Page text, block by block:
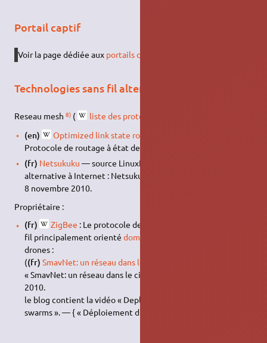
Portail captif
Voir la page dédiée aux portails captifs
Technologies sans fil alternatives
Reseau mesh8) ( liste des protocoles
(en) Optimized link state routing protocol
Protocole de routage à état de lien optimisé » }
(fr) Netsukuku — source LinuxFR.org ; titre : « Une
alternative à Internet : Netsukuku » ; auteur : grondilu ; date :
8 novembre 2010.
Propriétaire :
(fr) ZigBee : Le protocole de haut niveau pour réseau sans
fil principalement orienté domotique
drones :
((fr) SmavNet: un réseau dans le ciel
« SmavNet: un réseau dans le ciel » ; date : 14 septembre
2010.
le blog contient la vidéo « Deployment of large aerial
swarms ». — { « Déploiement d'une nuée de drones » }.